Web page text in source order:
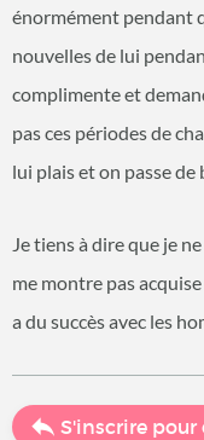
énormément pendant
nouvelles de lui
complimente et
pas ces périodes de
lui plais et on passe
Je tiens à dire que je
me montre pas
a du succès avec les
S'inscrire